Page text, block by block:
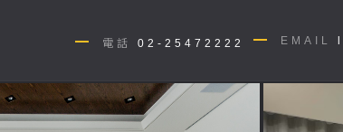
電話 02-25472222 EMAIL